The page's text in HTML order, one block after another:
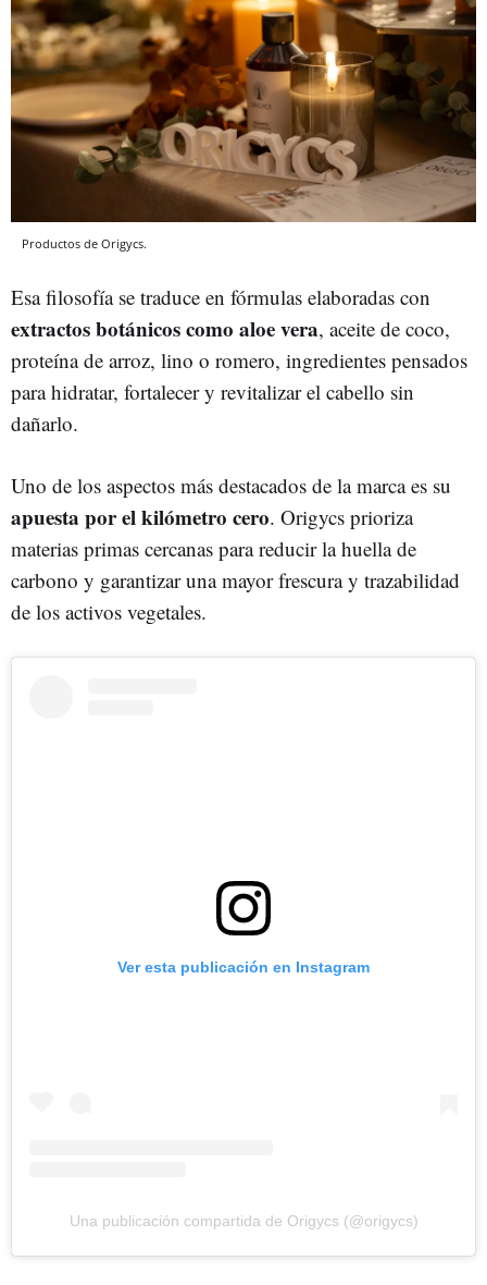
Productos de Origycs.
Esa filosofía se traduce en fórmulas elaboradas con
extractos botánicos como aloe vera, aceite de coco,
proteína de arroz, lino o romero, ingredientes pensados
para hidratar, fortalecer y revitalizar el cabello sin
dañarlo.
Uno de los aspectos más destacados de la marca es su
apuesta por el kilómetro cero. Origycs prioriza
materias primas cercanas para reducir la huella de
carbono y garantizar una mayor frescura y trazabilidad
de los activos vegetales.
Ver esta publicación en Instagram
Una publicación compartida de Origycs (@origycs)